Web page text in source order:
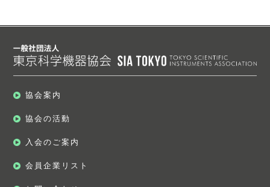
協会案内
協会の活動
入会のご案内
会員企業リスト